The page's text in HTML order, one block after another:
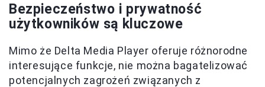
Bezpieczeństwo i prywatność
użytkowników są kluczowe
Mimo że Delta Media Player oferuje różnorodne
interesujące funkcje, nie można bagatelizować
potencjalnych zagrożeń związanych z